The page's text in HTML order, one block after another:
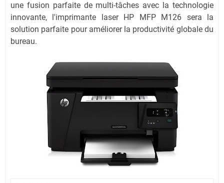
une fusion parfaite de multi-tâches avec la technologie
innovante, l'imprimante laser HP MFP M126 sera la
solution parfaite pour améliorer la productivité globale du
bureau.